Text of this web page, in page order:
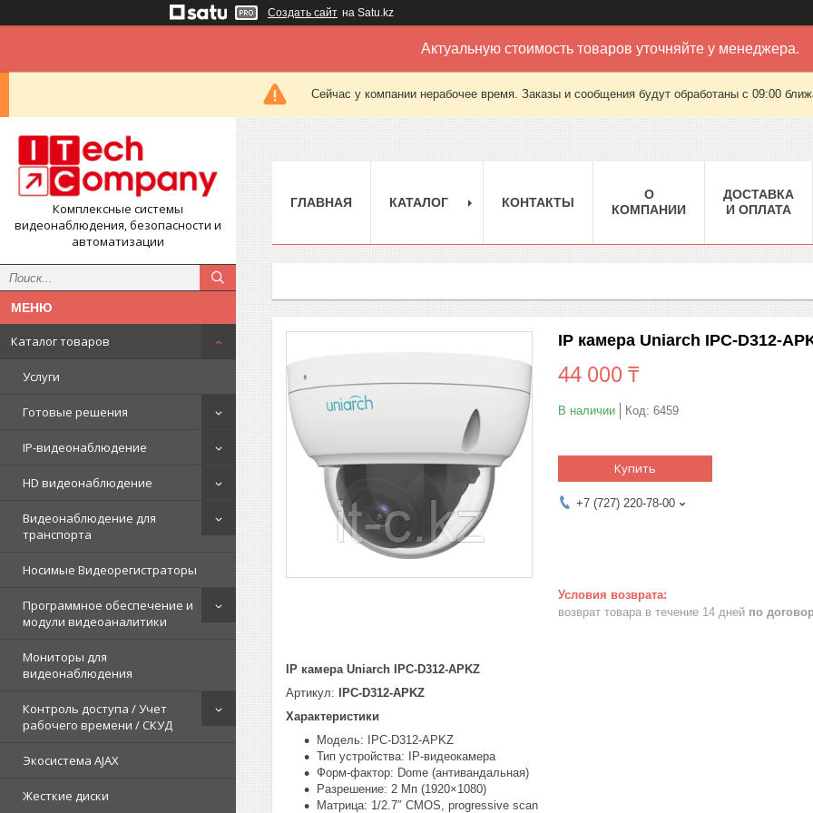
Создать сайт на Satu.kz
Актуальную стоимость товаров уточняйте у менеджера.
Сейчас у компании нерабочее время. Заказы и сообщения будут обработаны с 09:00
Комплексные системы
видеонаблюдения, безопасности и
автоматизации
Каталог товаров
Услуги
Готовые решения
IP-видеонаблюдение
HD видеонаблюдение
Видеонаблюдение для
транспорта
Носимые Видеорегистраторы
Программное обеспечение и
модули видеоаналитики
Мониторы для
видеонаблюдения
Контроль доступа / Учет
рабочего времени / СКУД
Экосистема AJAX
Жесткие диски
ГЛАВНАЯ КАТАЛОГ КОНТАКТЫ
О
КОМПАНИИ
ДОСТАВКА
И ОПЛАТА
IP камера Uniarch IPC-D312-
44 000 ₸
В наличии Код: 6459
Купить
+7 (727) 220-78-00
возврат товара в течение 14 дней по
IP камера Uniarch IPC-D312-APKZ
Артикул:
IPC-D312-APKZ
Характеристики
Модель: IPC-D312-APKZ
Тип устройства: IP-видеокамера
Форм-фактор: Dome (антивандальная)
Разрешение: 2 Мп (1920×1080)
Матрица: 1/2.7″ CMOS, progressive scan